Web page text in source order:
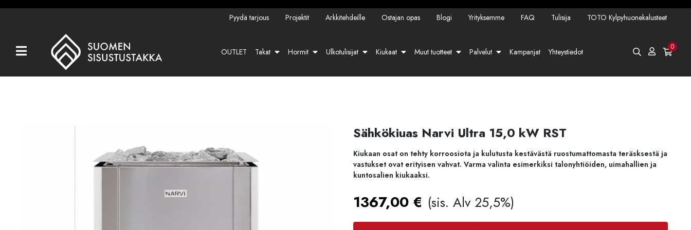
Kaikki tuotteet
Pyydä tarjous Projektit Arkkitehdeille Ostajan opas Blogi Yrityksemme FAQ Tulisija TOTO Kylpyhuonekalusteet
OUTLET Takat Hormit Ulkotulisijat Kiukaat Muut tuotteet Palvelut Kampanjat Yhteystiedot 0
Sähkökiuas Narvi Ultra 15,0 kW RST
Kiukaan osat on tehty korroosiota ja kulutusta kestävästä ruostumattomasta teräsksestä ja
vastukset ovat erityisen vahvat. Varma valinta esimerkiksi talonyhtiöiden, uimahallien ja
kuntosalien kiukaaksi.
1367,00 € (sis. Alv 25,5%)